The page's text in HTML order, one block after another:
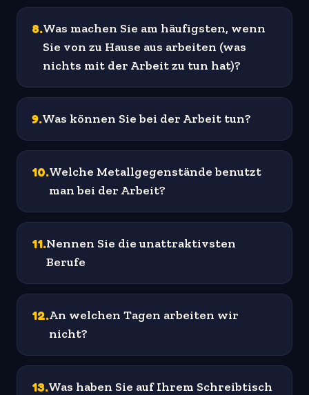
8.Was machen Sie am häufigsten, wenn
Sie von zu Hause aus arbeiten (was
nichts mit der Arbeit zu tun hat)?
9.Was können Sie bei der Arbeit tun?
10.Welche Metallgegenstände benutzt
man bei der Arbeit?
11.Nennen Sie die unattraktivsten
Berufe
12.An welchen Tagen arbeiten wir
nicht?
13.Was haben Sie auf Ihrem Schreibtisch